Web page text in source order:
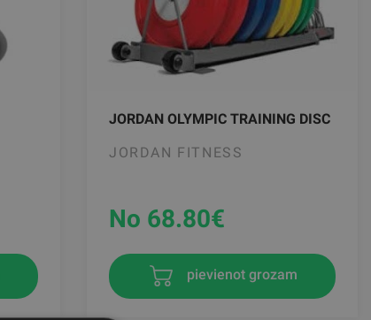
JORDAN OLYMPIC TRAINING DISC
JORDAN FITNESS
No 68.80€
pievienot grozam